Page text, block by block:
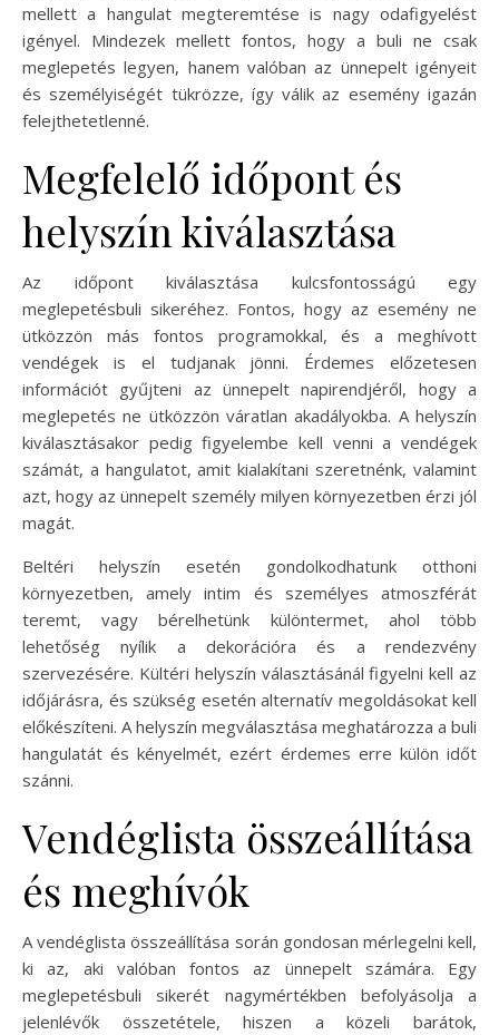
mellett a hangulat megteremtése is nagy odafigyelést
igényel. Mindezek mellett fontos, hogy a buli ne csak
meglepetés legyen, hanem valóban az ünnepelt igényeit
és személyiségét tükrözze, így válik az esemény igazán
felejthetetlenné.
Megfelelő időpont és
helyszín kiválasztása
Az időpont kiválasztása kulcsfontosságú egy
meglepetésbuli sikeréhez. Fontos, hogy az esemény ne
ütközzön más fontos programokkal, és a meghívott
vendégek is el tudjanak jönni. Érdemes előzetesen
információt gyűjteni az ünnepelt napirendjéről, hogy a
meglepetés ne ütközzön váratlan akadályokba. A helyszín
kiválasztásakor pedig figyelembe kell venni a vendégek
számát, a hangulatot, amit kialakítani szeretnénk, valamint
azt, hogy az ünnepelt személy milyen környezetben érzi jól
magát.
Beltéri helyszín esetén gondolkodhatunk otthoni
környezetben, amely intim és személyes atmoszférát
teremt, vagy bérelhetünk különtermet, ahol több
lehetőség nyílik a dekorációra és a rendezvény
szervezésére. Kültéri helyszín választásánál figyelni kell az
időjárásra, és szükség esetén alternatív megoldásokat kell
előkészíteni. A helyszín megválasztása meghatározza a buli
hangulatát és kényelmét, ezért érdemes erre külön időt
szánni.
Vendéglista összeállítása
és meghívók
A vendéglista összeállítása során gondosan mérlegelni kell,
ki az, aki valóban fontos az ünnepelt számára. Egy
meglepetésbuli sikerét nagymértékben befolyásolja a
jelenlévők összetétele, hiszen a közeli barátok,